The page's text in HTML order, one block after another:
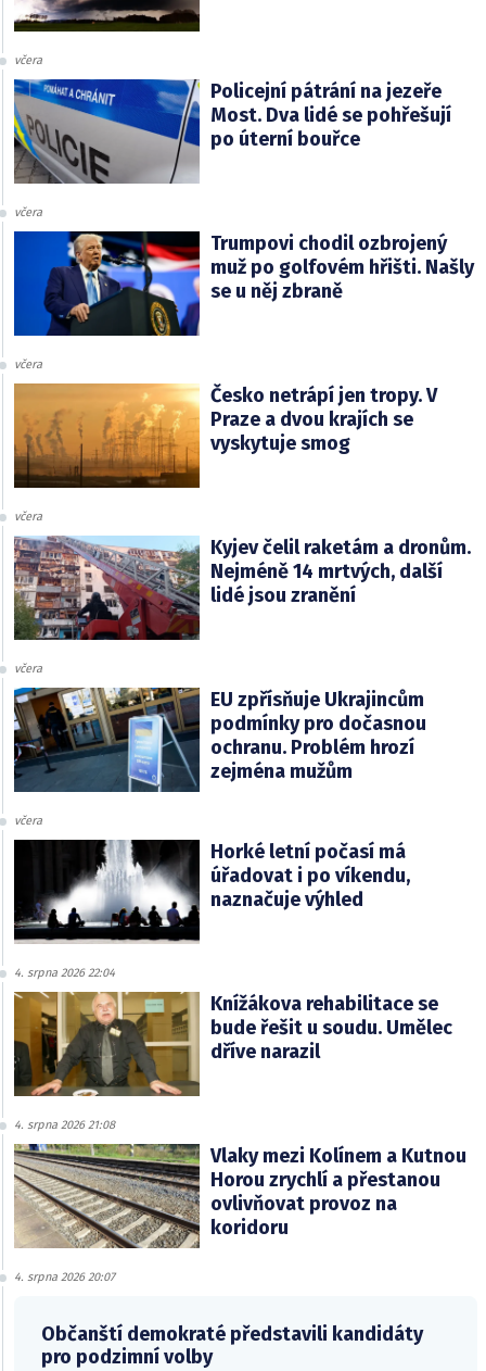
včera
Policejní pátrání na jezeře
Most. Dva lidé se pohřešují
po úterní bouřce
včera
Trumpovi chodil ozbrojený
muž po golfovém hřišti. Našly
se u něj zbraně
včera
Česko netrápí jen tropy. V
Praze a dvou krajích se
vyskytuje smog
včera
Kyjev čelil raketám a dronům.
Nejméně 14 mrtvých, další
lidé jsou zranění
včera
EU zpřísňuje Ukrajincům
podmínky pro dočasnou
ochranu. Problém hrozí
zejména mužům
včera
Horké letní počasí má
úřadovat i po víkendu,
naznačuje výhled
4. srpna 2026 22:04
Knížákova rehabilitace se
bude řešit u soudu. Umělec
dříve narazil
4. srpna 2026 21:08
Vlaky mezi Kolínem a Kutnou
Horou zrychlí a přestanou
ovlivňovat provoz na
koridoru
4. srpna 2026 20:07
Občanští demokraté představili kandidáty
pro podzimní volby